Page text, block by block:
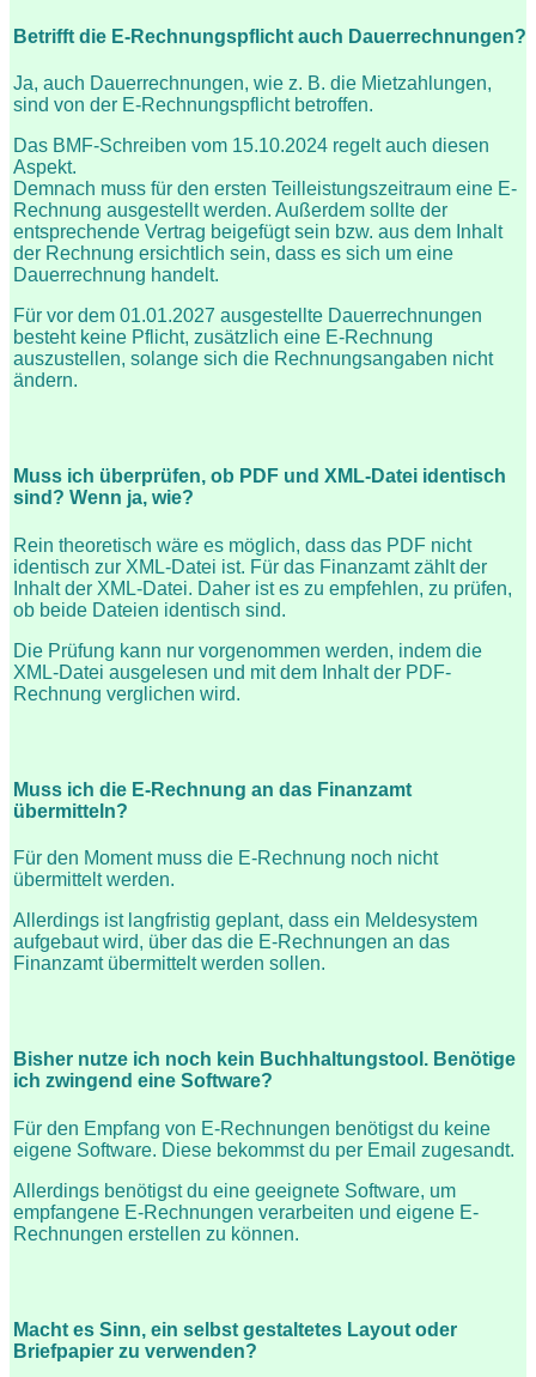
Betrifft die E-Rechnungspflicht auch Dauerrechnungen?
Ja, auch Dauerrechnungen, wie z. B. die Mietzahlungen,
sind von der E-Rechnungspflicht betroffen.
Das BMF-Schreiben vom 15.10.2024 regelt auch diesen
Aspekt.
Demnach muss für den ersten Teilleistungszeitraum eine E-
Rechnung ausgestellt werden. Außerdem sollte der
entsprechende Vertrag beigefügt sein bzw. aus dem Inhalt
der Rechnung ersichtlich sein, dass es sich um eine
Dauerrechnung handelt.
Für vor dem 01.01.2027 ausgestellte Dauerrechnungen
besteht keine Pflicht, zusätzlich eine E-Rechnung
auszustellen, solange sich die Rechnungsangaben nicht
ändern.
Muss ich überprüfen, ob PDF und XML-Datei identisch
sind? Wenn ja, wie?
Rein theoretisch wäre es möglich, dass das PDF nicht
identisch zur XML-Datei ist. Für das Finanzamt zählt der
Inhalt der XML-Datei. Daher ist es zu empfehlen, zu prüfen,
ob beide Dateien identisch sind.
Die Prüfung kann nur vorgenommen werden, indem die
XML-Datei ausgelesen und mit dem Inhalt der PDF-
Rechnung verglichen wird.
Muss ich die E-Rechnung an das Finanzamt
übermitteln?
Für den Moment muss die E-Rechnung noch nicht
übermittelt werden.
Allerdings ist langfristig geplant, dass ein Meldesystem
aufgebaut wird, über das die E-Rechnungen an das
Finanzamt übermittelt werden sollen.
Bisher nutze ich noch kein Buchhaltungstool. Benötige
ich zwingend eine Software?
Für den Empfang von E-Rechnungen benötigst du keine
eigene Software. Diese bekommst du per Email zugesandt.
Allerdings benötigst du eine geeignete Software, um
empfangene E-Rechnungen verarbeiten und eigene E-
Rechnungen erstellen zu können.
Macht es Sinn, ein selbst gestaltetes Layout oder
Briefpapier zu verwenden?